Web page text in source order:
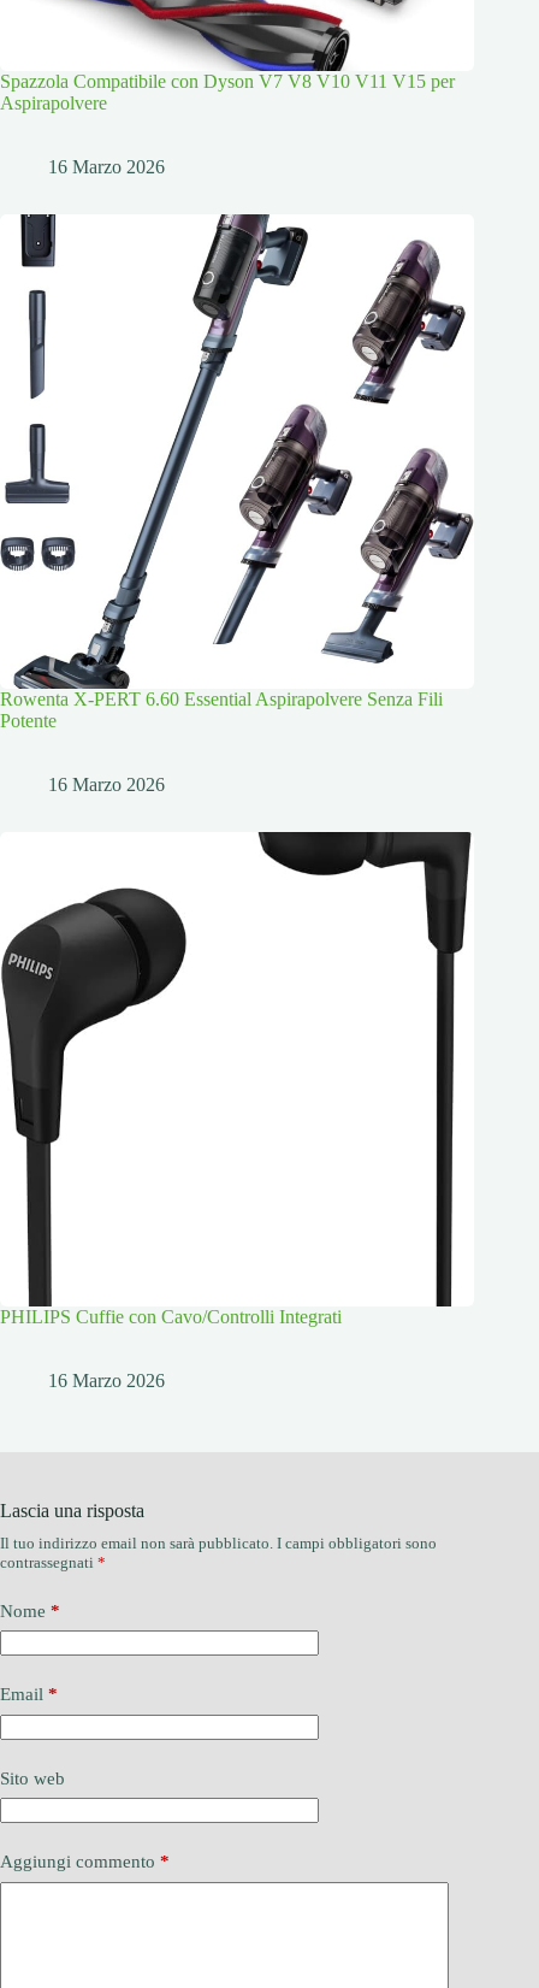
Spazzola Compatibile con Dyson V7 V8 V10 V11 V15 per
Aspirapolvere
16 Marzo 2026
Rowenta X-PERT 6.60 Essential Aspirapolvere Senza Fili
Potente
16 Marzo 2026
PHILIPS Cuffie con Cavo/Controlli Integrati
16 Marzo 2026
Lascia una risposta
Il tuo indirizzo email non sarà pubblicato. I campi obbligatori sono
contrassegnati *
Nome *
Email *
Sito web
Aggiungi commento *